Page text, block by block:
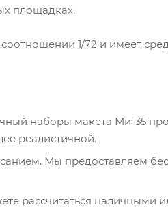
площадках.
1/72 и имеет
наборы макета Ми-35
реалистичной.
Мы предоставляем
рассчитаться наличными